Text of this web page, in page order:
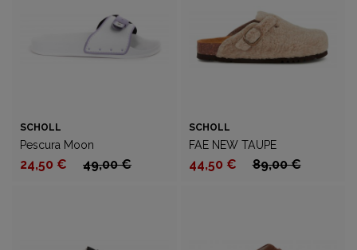
SCHOLL
Pescura Moon
24,50 € 49,00 €
SCHOLL
FAE NEW TAUPE
44,50 € 89,00 €